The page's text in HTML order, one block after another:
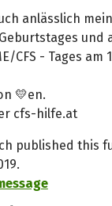
anlässlich
und
CFS - Tages am
💛en.
cfs-hilfe.at
published this